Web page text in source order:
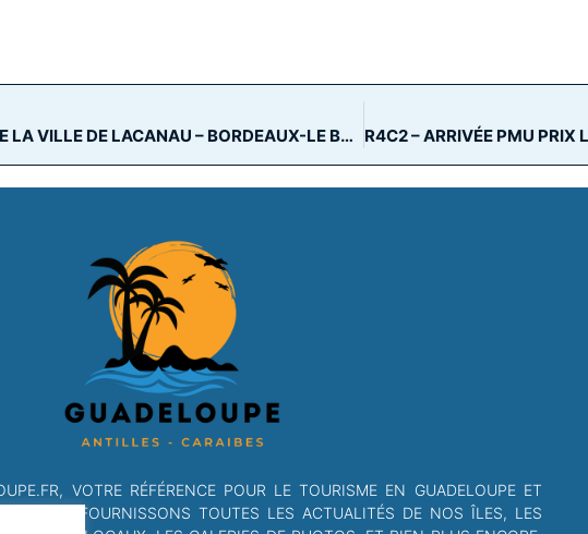
R4C1 – ARRIVÉE PMU PRIX DE LA VILLE DE LACANAU – BORDEAUX-LE BOUSCAT
VOTRE RÉFÉRENCE POUR LE TOURISME EN GUADELOUPE ET
VOUS FOURNISSONS TOUTES LES ACTUALITÉS DE NOS ÎLES, LES